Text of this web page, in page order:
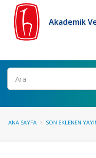
Akademik
Ara
ANA SAYFA SON EKLENEN